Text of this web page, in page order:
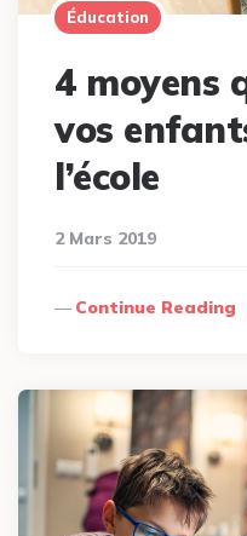
Éducation
4 moyens
vos
l’école
2 Mars 2019
Continue Reading